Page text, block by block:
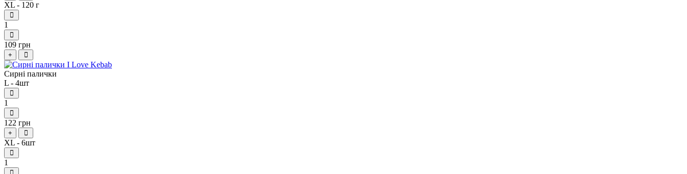
XL - 120 г
1
109 грн
+
Сирні палички
L - 4шт
1
122 грн
+
XL - 6шт
1